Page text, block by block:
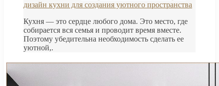
дизайн кухни для создания уютного пространства
Кухня — это сердце любого дома. Это место, где
собирается вся семья и проводит время вместе.
Поэтому убедительна необходимость сделать ее
уютной,.